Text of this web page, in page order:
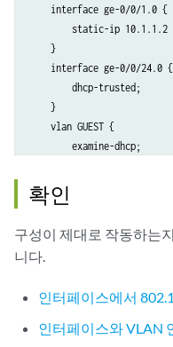
    }
    interface ge-0/0/1.0 {
static-ip 10.1.1.2
    }
    interface ge-0/0/24.0 {
        dhcp-trusted;
    }
    vlan GUEST {
        examine-dhcp;
    }
확인
구성이 제대로 작동하는
니다.
인터페이스에서
인터페이스와 VLAN